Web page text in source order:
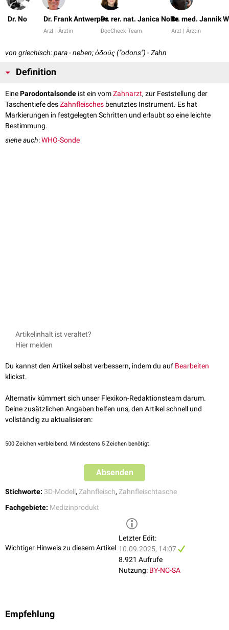
Dr. No Dr. Frank Antwerpes
Arzt | Ärztin
Dr. rer. nat. Janica Nolte
DocCheck Team
Dr. med. Jannik
Arzt | Ärztin
von griechisch: para - neben; ὀδούς ("odons") - Zahn
Definition
EineParodontalsonde ist ein vomZahnarzt, zur Feststellung der
Taschentiefe desZahnfleisches benutztes Instrument. Es hat
Markierungen in festgelegten Schritten und erlaubt so eine leichte
Bestimmung.
siehe auch:WHO-Sonde
Artikelinhalt ist veraltet?
Hier melden
Du kannst den Artikel selbst verbessern, indem du auf Bearbeiten
klickst.
Alternativ kümmert sich unser Flexikon-Redaktionsteam darum.
Deine zusätzlichen Angaben helfen uns, den Artikel schnell und
vollständig zu aktualisieren:
500 Zeichen verbleibend. Mindestens 5 Zeichen benötigt.
Absenden
Stichworte: 3D-Modell, Zahnfleisch, Zahnfleischtasche
Fachgebiete: Medizinprodukt
Wichtiger Hinweis zu diesem Artikel
Letzter Edit:
10.09.2025, 14:07
8.921 Aufrufe
Nutzung: BY-NC-SA
Empfehlung